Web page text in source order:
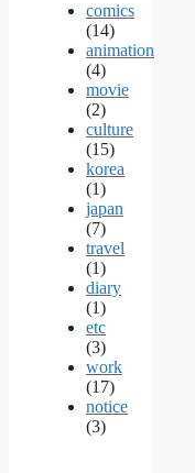
comics
(14)
animation
(4)
movie
(2)
culture
(15)
korea
(1)
japan
(7)
travel
(1)
diary
(1)
etc
(3)
work
(17)
notice
(3)